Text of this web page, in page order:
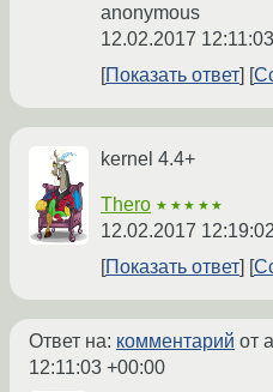
anonymous
12.02.2017
Показать ответ
kernel 4.4+
Thero ★★★★★
12.02.2017
Показать ответ
Ответ на: комментарий от
12:11:03 +00:00